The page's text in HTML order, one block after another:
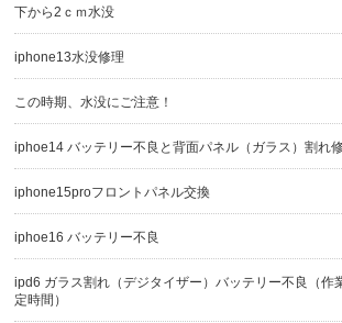
下から2ｃｍ水没
iphone13水没修理
この時期、水没にご注意！
iphoe14 バッテリー不良と背面パネル（ガラス）割れ
iphone15proフロントパネル交換
iphoe16 バッテリー不良
ipd6 ガラス割れ（デジタイザー）バッテリー不良（作
定時間）